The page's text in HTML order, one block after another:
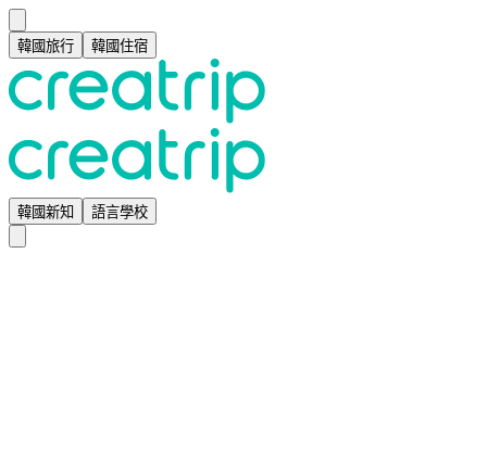
韓國旅行 韓國住宿
韓國新知 語言學校